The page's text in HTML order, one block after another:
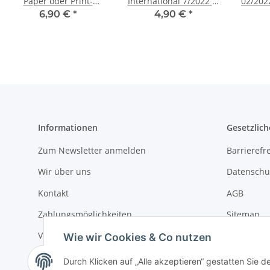
Ausgabe
6,90 € *
Paper oder Print-
4,90 € *
E-
Informationen
Zum Newsletter anmelden
Wir über uns
Kontakt
Zahlungsmöglichkeiten
Versandinformationen
AGB
Sitemap
Wie wir Cookies & Co nutzen
Durch Klicken auf „Alle akzeptieren“ gestatten Sie